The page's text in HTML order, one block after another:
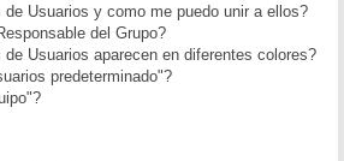
Usuarios y como me puedo unir a ellos?
del Grupo?
Usuarios aparecen en diferentes colores?
predeterminado"?